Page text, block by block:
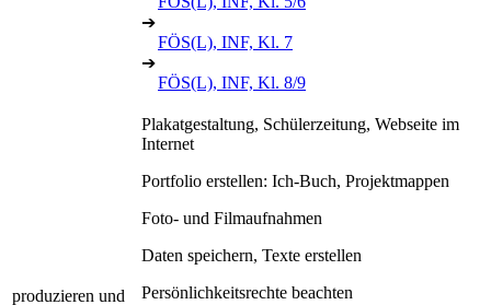
➔
FÖS(L), INF, Kl. 7
➔
FÖS(L), INF, Kl. 8/9
produzieren und
Plakatgestaltung, Schülerzeitung, Webseite im
Internet
Portfolio erstellen: Ich-Buch, Projektmappen
Foto- und Filmaufnahmen
Daten speichern, Texte erstellen
Persönlichkeitsrechte beachten